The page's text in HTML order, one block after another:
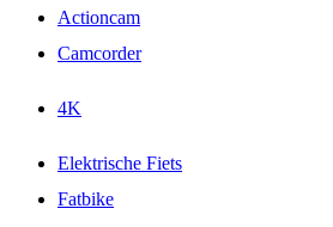
Actioncam
Camcorder
4K
Elektrische Fiets
Fatbike